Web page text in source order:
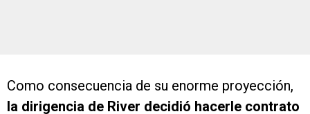
Como consecuencia de su enorme proyección,
la dirigencia de River decidió hacerle contrato